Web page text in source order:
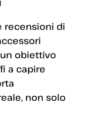
recensioni di
obiettivo
a capire
non solo